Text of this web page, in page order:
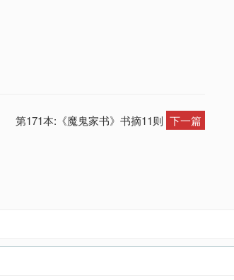
第171本:《魔鬼家书》书摘11则 下一篇